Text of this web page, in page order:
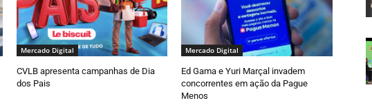
Mercado Digital
CVLB apresenta campanhas de Dia
dos Pais
Mercado Digital
Ed Gama e Yuri Marçal invadem
concorrentes em ação da Pague
Menos